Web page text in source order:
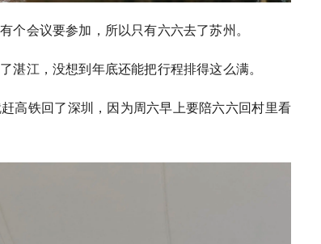
会议要参加，所以只有六六去了苏州。
湛江，没想到年底还能把行程排得这么满。
高铁回了深圳，因为周六早上要陪六六回村里看